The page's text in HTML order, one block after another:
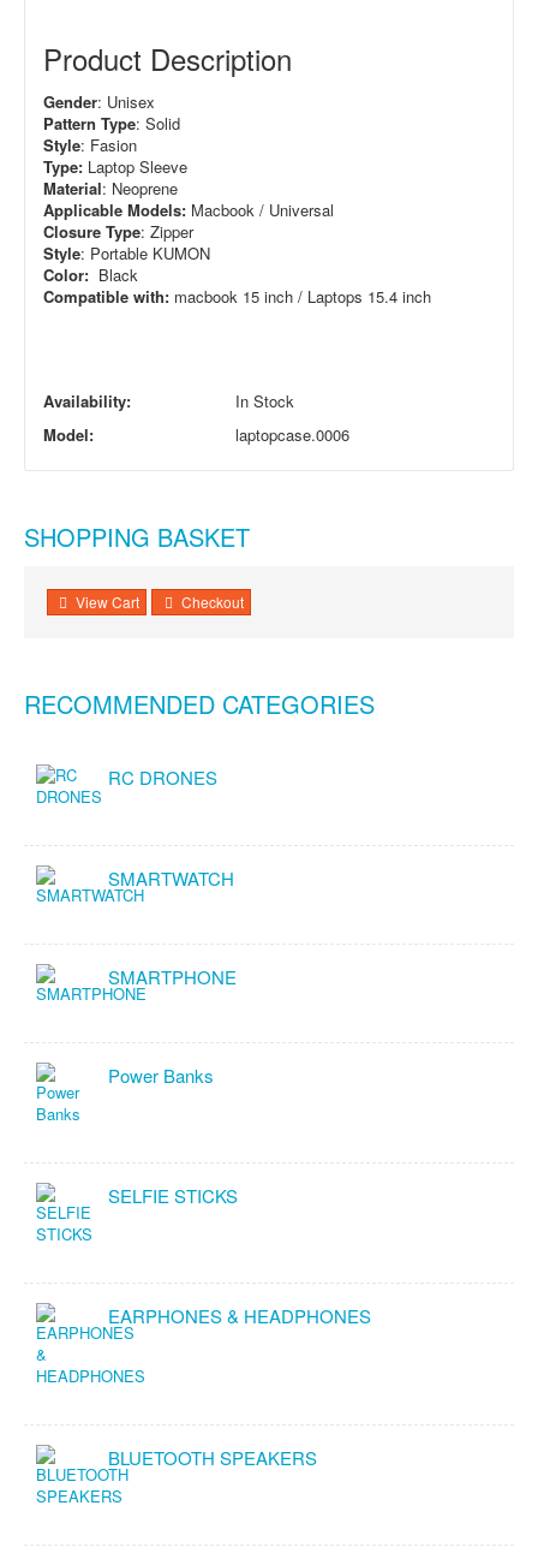
Product Description
Gender: Unisex
Pattern Type: Solid
Style: Fasion
Type: Laptop Sleeve
Material: Neoprene
Applicable Models: Macbook / Universal
Closure Type: Zipper
Style: Portable KUMON
Color: Black
Compatible with: macbook 15 inch / Laptops 15.4 inch
Availability:
In Stock
Model:
laptopcase.0006
SHOPPING BASKET
View Cart Checkout
RECOMMENDED CATEGORIES
RC DRONES
SMARTWATCH
SMARTPHONE
Power Banks
SELFIE STICKS
EARPHONES & HEADPHONES
BLUETOOTH SPEAKERS